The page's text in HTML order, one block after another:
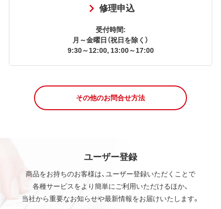
修理申込
受付時間:
月～金曜日（祝日を除く）
9:30～12:00, 13:00～17:00
その他のお問合せ方法
ユーザー登録
商品をお持ちのお客様は、ユーザー登録いただくことで
各種サービスをより簡単にご利用いただけるほか、
当社から重要なお知らせや最新情報をお届けいたします。